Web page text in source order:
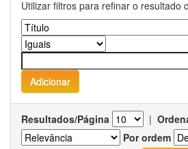
Utilizar filtros para refinar o resultado
Resultados/Página |
Por ordem